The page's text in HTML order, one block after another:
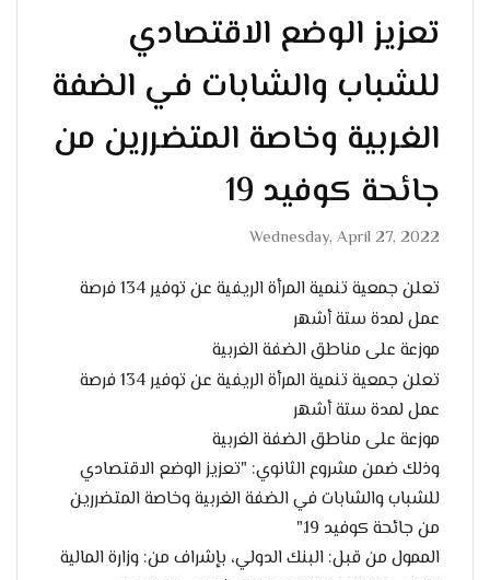
تعزيز الوضع الاقتصادي
للشباب والشابات في الضفة
الغربية وخاصة المتضررين من
جائحة كوفيد 19
Wednesday, April 27, 2022
تعلن جمعية تنمية المرأة الريفية عن توفير 134 فرصة
عمل لمدة ستة أشهر
موزعة على مناطق الضفة الغربية
تعلن جمعية تنمية المرأة الريفية عن توفير 134 فرصة
عمل لمدة ستة أشهر
موزعة على مناطق الضفة الغربية
وذلك ضمن مشروع الثانوي: "تعزيز الوضع الاقتصادي
للشباب والشابات في الضفة الغربية وخاصة المتضررين
من جائحة كوفيد 19."
الممول من قبل: البنك الدولي، بإشراف من: وزارة المالية